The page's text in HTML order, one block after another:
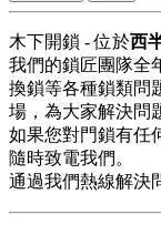
木下開鎖 - 位於西
我們的鎖匠團隊全
換鎖等各種鎖類問
場，為大家解決問
如果您對門鎖有任
隨時致電我們。
通過我們熱線解決